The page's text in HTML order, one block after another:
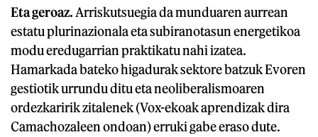
Eta geroaz. Arriskutsuegia da munduaren aurrean
estatu plurinazionala eta subiranotasun energetikoa
modu eredugarrian praktikatu nahi izatea.
Hamarkada bateko higadurak sektore batzuk Evoren
gestiotik urrundu ditu eta neoliberalismoaren
ordezkaririk zitalenek (Vox-ekoak aprendizak dira
Camachozaleen ondoan) erruki gabe eraso dute.